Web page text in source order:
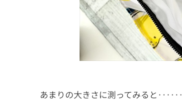
あまりの大きさに測ってみると‥‥‥